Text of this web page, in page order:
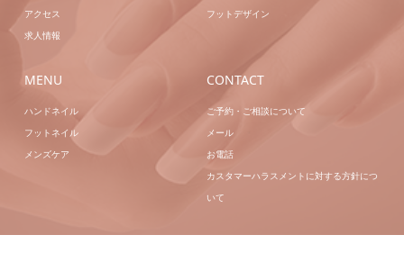
アクセス
求人情報
フットデザイン
MENU
ハンドネイル
フットネイル
メンズケア
CONTACT
ご予約・ご相談について
メール
お電話
カスタマーハラスメントに対する方針につ
いて